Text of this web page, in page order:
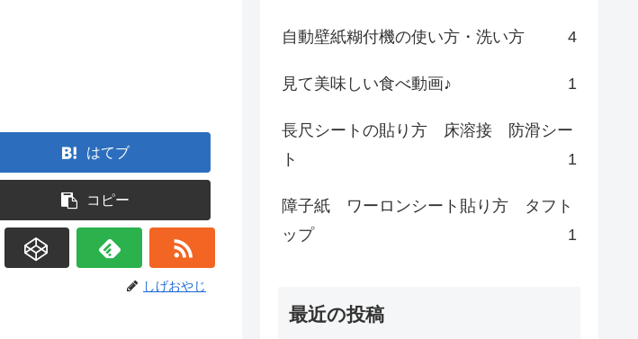
はてブ
コピー
しげおやじ
自動壁紙糊付機の使い方・洗い方 4
見て美味しい食べ動画♪ 1
長尺シートの貼り方 床溶接 防滑シー
ト
1
障子紙 ワーロンシート貼り方 タフト
ップ
1
最近の投稿